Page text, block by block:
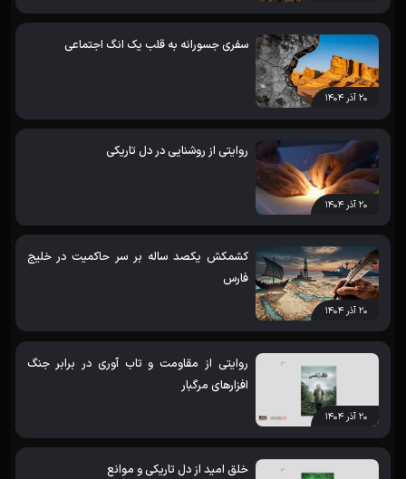
۲۰ آذر ۱۴۰۴
سفری جسورانه به قلب یک انگ اجتماعی
۲۰ آذر ۱۴۰۴
روایتی از روشنایی در دل تاریکی
۲۰ آذر ۱۴۰۴
کشمکش یکصد ساله بر سر حاکمیت در خلیج
فارس
۲۰ آذر ۱۴۰۴
روایتی از مقاومت و تاب آوری در برابر جنگ
افزارهای مرگبار
خلق امید از دل تاریکی و موانع